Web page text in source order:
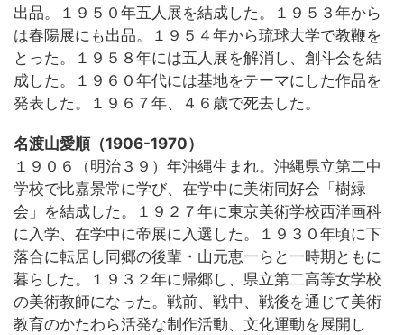
出品。１９５０年五人展を結成した。１９５３年から
は春陽展にも出品。１９５４年から琉球大学で教鞭を
とった。１９５８年には五人展を解消し、創斗会を結
成した。１９６０年代には基地をテーマにした作品を
発表した。１９６７年、４６歳で死去した。
名渡山愛順（1906-1970）
１９０６（明治３９）年沖縄生まれ。沖縄県立第二中
学校で比嘉景常に学び、在学中に美術同好会「樹緑
会」を結成した。１９２７年に東京美術学校西洋画科
に入学、在学中に帝展に入選した。１９３０年頃に下
落合に転居し同郷の後輩・山元恵一らと一時期ともに
暮らした。１９３２年に帰郷し、県立第二高等女学校
の美術教師になった。戦前、戦中、戦後を通じて美術
教育のかたわら活発な制作活動、文化運動を展開し